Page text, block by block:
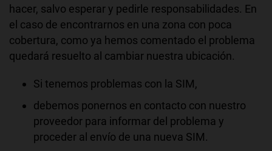
hacer, salvo esperar y pedirle responsabilidades. En
el caso de encontrarnos en una zona con poca
cobertura, como ya hemos comentado el problema
quedará resuelto al cambiar nuestra ubicación.
Si tenemos problemas con la SIM,
debemos ponernos en contacto con nuestro
proveedor para informar del problema y
proceder al envío de una nueva SIM.